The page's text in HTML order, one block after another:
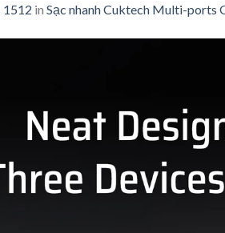
1512 in Sạc nhanh Cuktech Multi-ports